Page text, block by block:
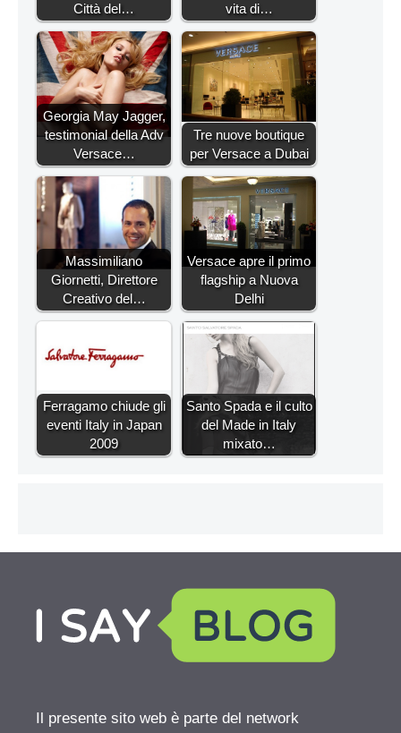
Città del…
vita di…
Georgia May Jagger,
testimonial della Adv
Versace…
Tre nuove boutique
per Versace a Dubai
Massimiliano
Giornetti, Direttore
Creativo del…
Versace apre il primo
flagship a Nuova
Delhi
Ferragamo chiude gli
eventi Italy in Japan
2009
Santo Spada e il culto
del Made in Italy
mixato…
Il presente sito web è parte del network